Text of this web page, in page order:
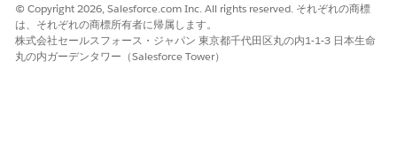
© Copyright 2026, Salesforce.com Inc. All rights reserved. それぞれの商標
は、それぞれの商標所有者に帰属します。
株式会社セールスフォース・ジャパン 東京都千代田区丸の内1-1-3 日本生命
丸の内ガーデンタワー（Salesforce Tower）